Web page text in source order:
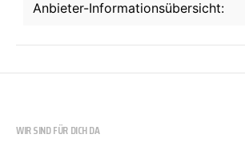
Anbieter-Informationsübersicht:
WIR SIND FÜR DICH DA